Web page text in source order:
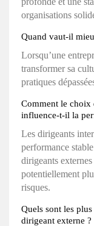
organisations
Quand vaut-il
Lorsqu’une
transformer sa
pratiques
Comment le choix
influence-t-il la
Les dirigeants
performance
dirigeants
potentiellement
risques.
Quels sont les
dirigeant externe ?